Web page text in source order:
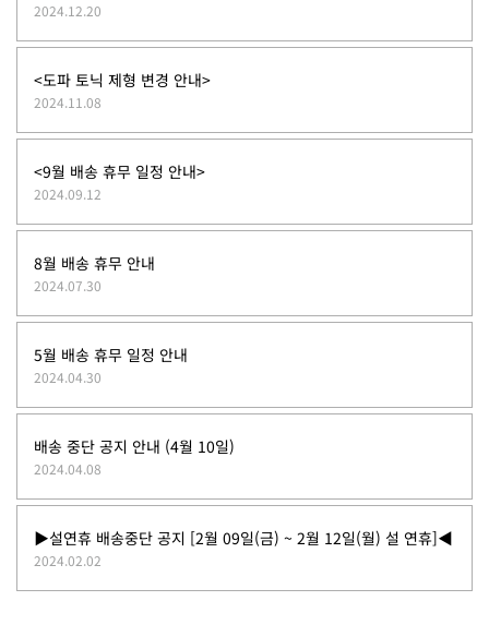
2024.12.20
<도파 토닉 제형 변경 안내>
2024.11.08
<9월 배송 휴무 일정 안내>
2024.09.12
8월 배송 휴무 안내
2024.07.30
5월 배송 휴무 일정 안내
2024.04.30
배송 중단 공지 안내 (4월 10일)
2024.04.08
▶설연휴 배송중단 공지 [2월 09일(금) ~ 2월 12일(월) 설 연휴]◀
2024.02.02